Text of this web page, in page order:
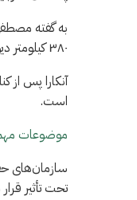
به گفته
۳۸۰ کیلومتر دیوار، ۲۰۳ برج دیده‌بانی و ۴۳ پست دیده‌بانی، اقدامات امنیتی را تشدید کرده است.
آنکارا پس از
است.
موضوعات
سازمان‌های
تحت تأثیر